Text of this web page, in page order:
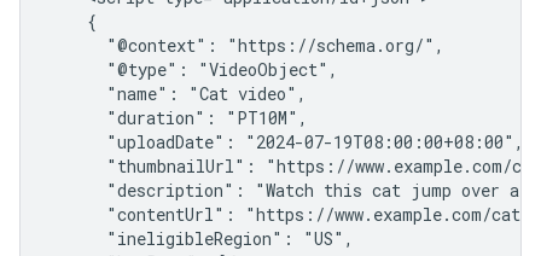
    {
      "@context": "https://schema.org/",
      "@type": "VideoObject",
      "name": "Cat video",
      "duration": "PT10M",
      "uploadDate": "2024-07-19T08:00:00+08:00",
"thumbnailUrl": "https://www.example.com/
"description": "Watch this cat jump over a
"contentUrl": "https://www.example.com/
      "ineligibleRegion": "US",